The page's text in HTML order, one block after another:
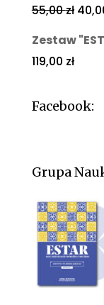
55,00zł
Zestaw
119,00 zł
Facebook:
Grupa